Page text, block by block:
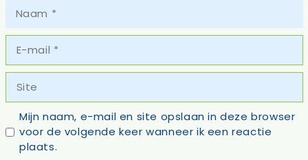
mail
Mijn naam, e-mail en site opslaan in deze browser
voor de volgende keer wanneer ik een reactie
plaats.